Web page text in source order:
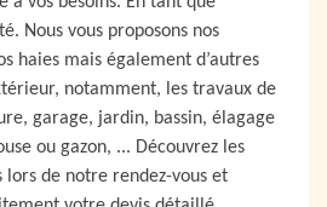
Nous vous proposons nos
haies mais également d’autres
notamment, les travaux de
garage, jardin, bassin, élagage
ou gazon, ... Découvrez les
lors de notre rendez-vous et